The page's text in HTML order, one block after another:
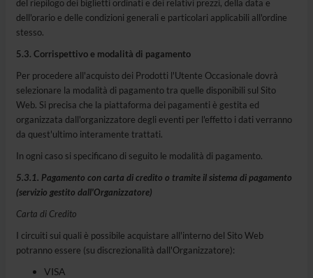
del riepilogo dei biglietti ordinati e dei relativi prezzi, della data e
dell'orario e delle condizioni generali e particolari applicabili all'ordine
stesso.
5.3. Corrispettivo e modalità di pagamento
Per procedere all'acquisto dei Prodotti l'Utente Occasionale dovrà
selezionare la modalità di pagamento tra quelle disponibili sul Sito
Web. Si precisa che la piattaforma dei pagamenti è gestita ed
organizzata dall'organizzatore degli eventi per l'effetto i dati verranno
da quest'ultimo interamente trattati.
In ogni caso si specificano di seguito le modalità di pagamento.
5.3.1. Pagamento con carta di credito o tramite il sistema di pagamento
(servizio gestito dall'Organizzatore)
Carta di Credito
I circuiti sui quali è possibile acquistare all'interno del Sito Web
potranno essere (su discrezionalità dall'Organizzatore):
VISA